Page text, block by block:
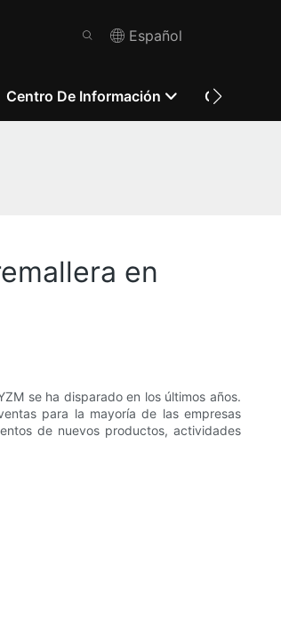
Español
Centro De Información
en
se ha disparado en los últimos años.
para la mayoría de las empresas
de nuevos productos, actividades